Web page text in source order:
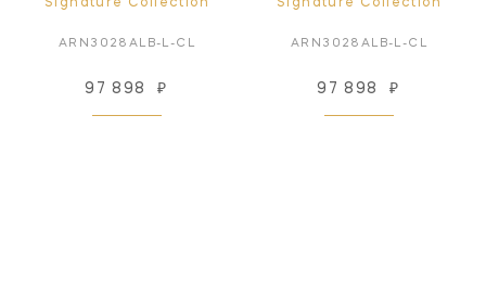
Signature Collection
ARN3028ALB-L-CL
97 898 ₽
Signature Collection
ARN3028ALB-L-CL
97 898 ₽